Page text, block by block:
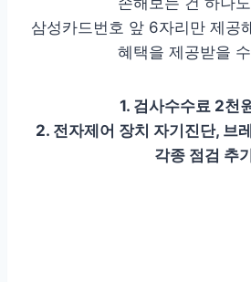
삼성카드번호 앞 6자리만 제공
혜택을 제공받을
1. 검사수수료 2천
2. 전자제어 장치 자기진단, 브
각종 점검 추